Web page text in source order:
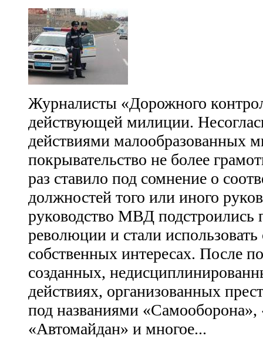
Журналисты «Дорожного
действующей милиции.
действиями малообразованных
покрывательство не более
раз ставило под сомнение о
должностей того или иного
руководство МВД подстроились
революции и стали
собственных интересах. После
созданных,
действиях, организованных
под названиями
«Автомайдан» и многое...